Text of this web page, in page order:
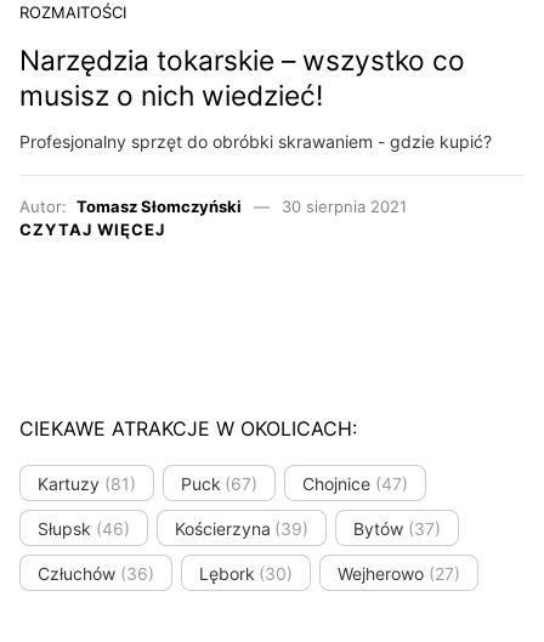
ROZMAITOŚCI
Narzędzia tokarskie – wszystko co
musisz o nich wiedzieć!
Profesjonalny sprzęt do obróbki skrawaniem - gdzie kupić?
Autor: Tomasz Słomczyński
30 sierpnia 2021
CZYTAJ WIĘCEJ
CIEKAWE ATRAKCJE W OKOLICACH:
Kartuzy (81) Puck (67) Chojnice (47)
Słupsk (46) Kościerzyna (39) Bytów (37)
Człuchów (36) Lębork (30) Wejherowo (27)